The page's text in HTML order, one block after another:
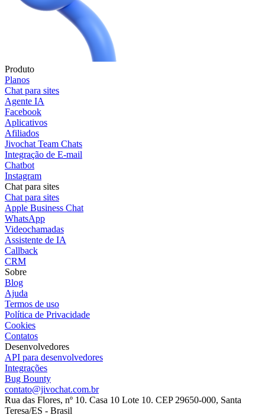
Produto
Planos
Chat para sites
Agente IA
Facebook
Aplicativos
Afiliados
Jivochat Team Chats
Integração de E-mail
Chatbot
Instagram
Chat para sites
Chat para sites
Apple Business Chat
WhatsApp
Videochamadas
Assistente de IA
Callback
CRM
Sobre
Blog
Ajuda
Termos de uso
Política de Privacidade
Cookies
Contatos
Desenvolvedores
API para desenvolvedores
Integrações
Bug Bounty
contato@jivochat.com.br
Rua das Flores, nº 10. Casa 10 Lote 10. CEP 29650-000, Santa
Teresa/ES - Brasil